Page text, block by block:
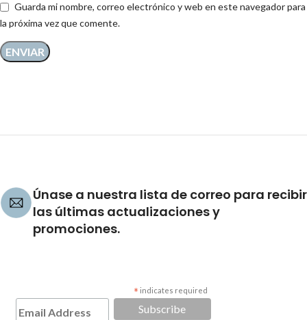
Guarda mi nombre, correo electrónico y web en este navegador para
la próxima vez que comente.
Únase a nuestra lista de correo para recibir
las últimas actualizaciones y
promociones.
* indicates required